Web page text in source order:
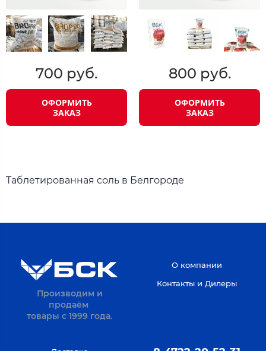
700 руб.
ОФОРМИТЬ
ЗАКАЗ
800 руб.
ОФОРМИТЬ
ЗАКАЗ
Таблетированная соль в Белгороде
Производим и
продаём
товары с 1999 года.
О компании
Контакты и Дилеры